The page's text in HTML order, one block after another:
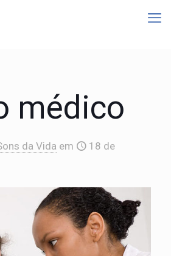
médico
da Vida em
18 de